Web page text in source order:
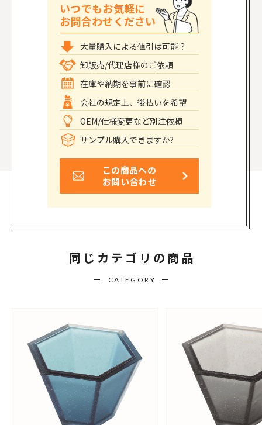
いつでもお気軽に
お問合わせください
大量購入による値引は可能？
卸販売/代理店様のご依頼
在庫や納期を事前に確認
会社の規定上、後払いを希望
OEM/仕様変更など別注依頼
サンプル購入できますか?
この商品への
お問い合わせ
同じカテゴリの商品
CATEGORY